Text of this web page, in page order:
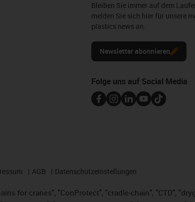
Bleiben Sie immer auf dem
melden Sie sich hier für unsere
plastics news an.
Newsletter abonnieren
Folge uns auf Social Media
AGB Datenschutzeinstellungen
for cranes", "ConProtect", "cradle-chain", "CTD",